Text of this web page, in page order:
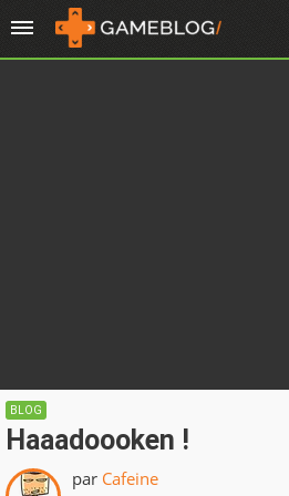
BLOG
Haaadoooken !
par Cafeine